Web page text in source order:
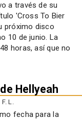
a través de su
'Cross To Bier
próximo disco
10 de junio. La
horas, así que no
Hellyeah
L.
fecha para la